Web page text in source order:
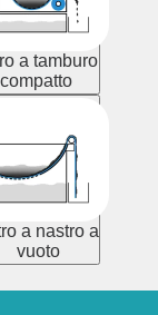
a tamburo
compatto
a nastro a
vuoto